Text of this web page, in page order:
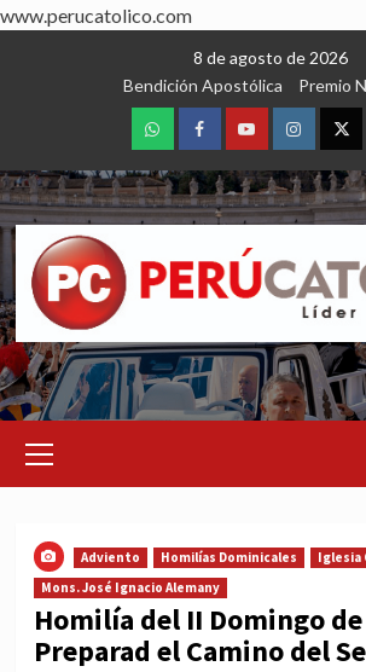
www.perucatolico.com
8 de agosto de 2026
Bendición Apostólica
Premio
WhatsAppFacebookYoutube X
Menu
Adviento Homilías Dominicales
Iglesia
Mons. José Ignacio Alemany
Homilía del II Domingo
Preparad el Camino del